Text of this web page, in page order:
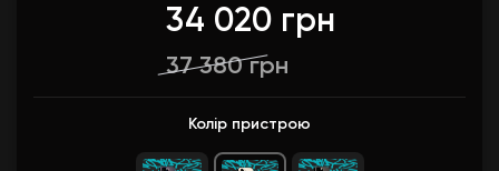
34 020 грн
37 380 грн
Колір пристрою